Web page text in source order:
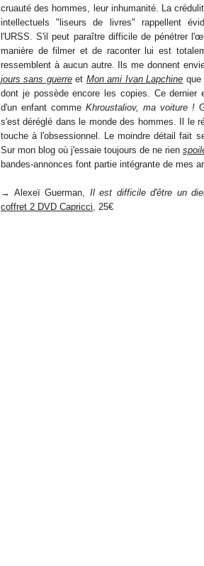
cruauté des hommes, leur inhumanité. La
intellectuels "liseurs de livres" rappellent
l'URSS. S'il peut paraître difficile de pénétrer
manière de filmer et de raconter lui est
ressemblent à aucun autre. Ils me donnent
jours sans guerreet Mon ami Ivan Lapchine que
dont je possède encore les copies. Ce dernier
d'un enfant comme Khroustaliov, ma voiture !
s'est déréglé dans le monde des hommes. Il le
touche à l'obsessionnel. Le moindre détail fait
Sur mon blog où j'essaie toujours de ne rien
bandes-annonces font partie intégrante de mes
→ Alexeï Guerman, Il est difficile d'être un
coffret 2 DVD Capricci , 25€